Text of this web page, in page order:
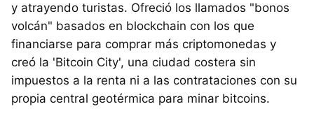
y atrayendo turistas. Ofreció los llamados "bonos
volcán" basados en blockchain con los que
financiarse para comprar más criptomonedas y
creó la 'Bitcoin City', una ciudad costera sin
impuestos a la renta ni a las contrataciones con su
propia central geotérmica para minar bitcoins.